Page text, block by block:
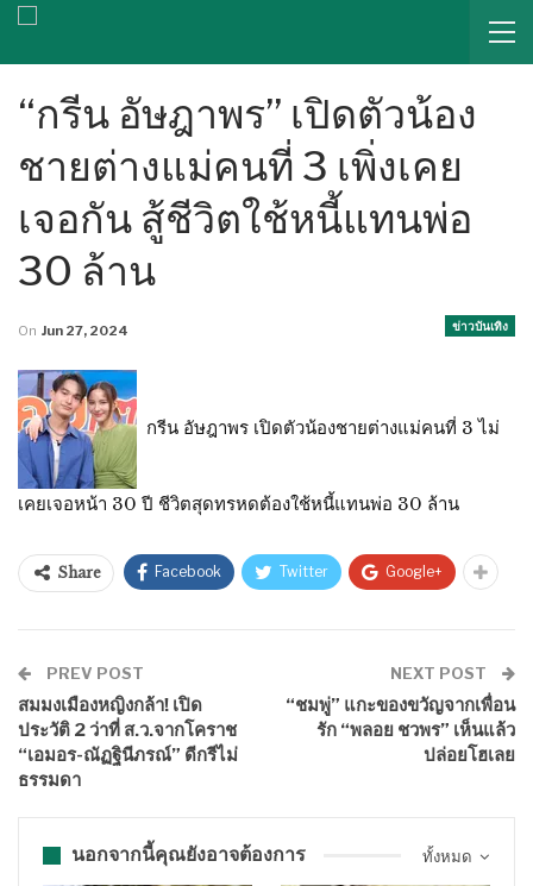
“กรีน อัษฎาพร” เปิดตัวน้อง
ชายต่างแม่คนที่ 3 เพิ่งเคย
เจอกัน สู้ชีวิตใช้หนี้แทนพ่อ
30 ล้าน
ข่าวบันเทิง
On Jun 27, 2024
กรีน อัษฎาพร เปิดตัวน้องชายต่างแม่คนที่ 3 ไม่
เคยเจอหน้า 30 ปี ชีวิตสุดทรหดต้องใช้หนี้แทนพ่อ 30 ล้าน
Share Facebook Twitter Google+
PREV POST
สมมงเมืองหญิงกล้า! เปิด
ประวัติ 2 ว่าที่ ส.ว.จากโคราช
“เอมอร-ณัฏฐินีภรณ์” ดีกรีไม่
ธรรมดา
NEXT POST
“ชมพู่” แกะของขวัญจากเพื่อน
รัก “พลอย ชวพร” เห็นแล้ว
ปล่อยโฮเลย
ทั้งหมด
นอกจากนี้คุณยังอาจต้องการ